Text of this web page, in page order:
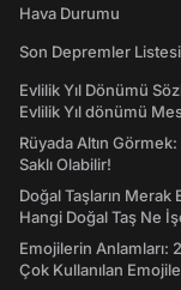
Hava Durumu
Son Depremler Listesi
Evlilik Yıl Dönümü
Evlilik Yıl dönümü
Rüyada Altın
Saklı Olabilir!
Doğal Taşların Merak
Hangi Doğal Taş Ne
Emojilerin Anlamları:
Çok Kullanılan